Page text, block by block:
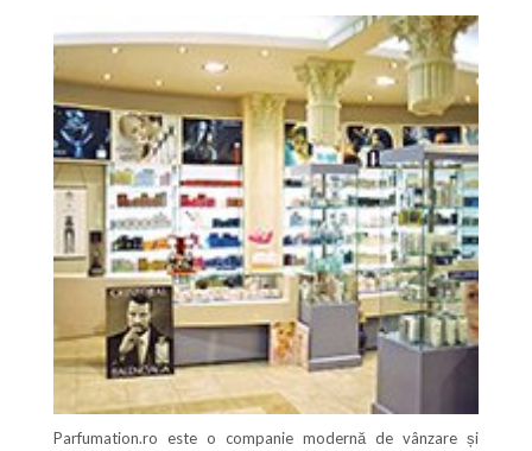
Parfumation.ro este o companie modernă de vânzare și